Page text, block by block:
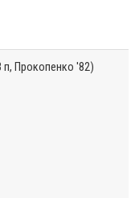
Прокопенко '82)